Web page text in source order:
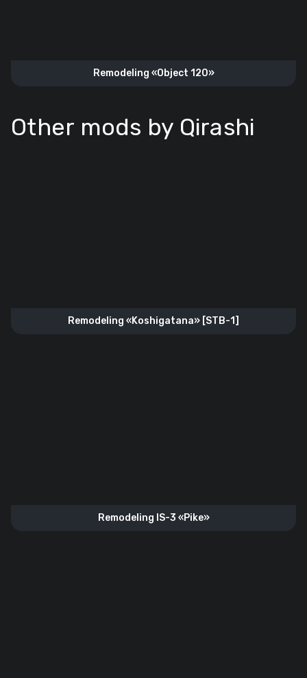
Remodeling «Object 120»
Other mods by Qirashi
Remodeling «Koshigatana» [STB-1]
Remodeling IS-3 «Pike»